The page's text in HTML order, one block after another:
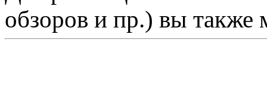
обзоров и пр.) вы также